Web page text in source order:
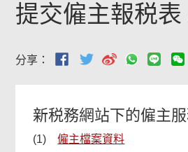
提交僱主報税表
分享：
新税務網站下的僱主
(1)僱主檔䅁資料